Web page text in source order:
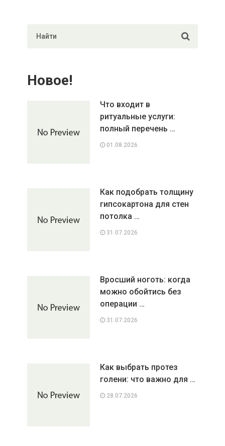
Новое!
Что входит в
ритуальные услуги:
полный перечень …
01.08.2026
Как подобрать толщину
гипсокартона для стен
потолка …
31.07.2026
Вросший ноготь: когда
можно обойтись без
операции …
31.07.2026
Как выбрать протез
голени: что важно для …
28.07.2026